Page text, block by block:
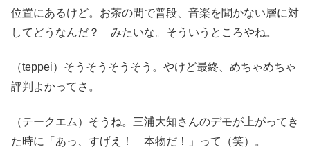
位置にあるけど。お茶の間で普段、音楽を聞かない層に対
してどうなんだ？ みたいな。そういうところやね。
（teppei）そうそうそうそう。やけど最終、めちゃめちゃ
評判よかってさ。
（テークエム）そうね。三浦大知さんのデモが上がってき
た時に「あっ、すげえ！ 本物だ！」って（笑）。